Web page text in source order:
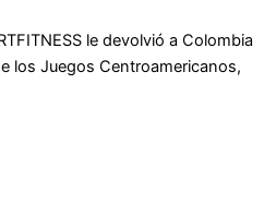
le devolvió a Colombia
los Juegos Centroamericanos,